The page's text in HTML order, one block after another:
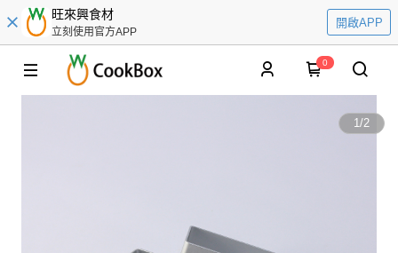
旺來興食材
立刻使用官方APP
開啟APP
0
1/2